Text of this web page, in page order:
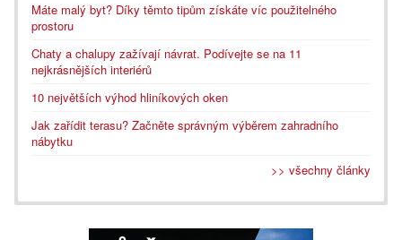
Máte malý byt? Díky těmto tipům získáte víc použitelného
prostoru
Chaty a chalupy zažívají návrat. Podívejte se na 11
nejkrásnějších interiérů
10 největších výhod hliníkových oken
Jak zařídit terasu? Začněte správným výběrem zahradního
nábytku
>> všechny články